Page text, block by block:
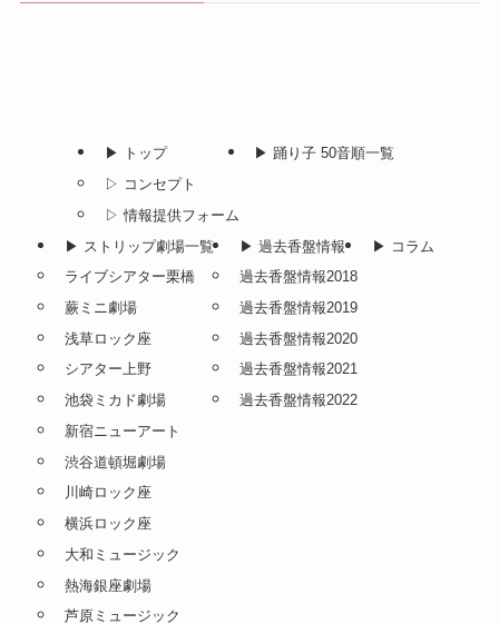
▶︎ トップ
▷ コンセプト
▷ 情報提供フォーム
▶︎ 踊り子 50音順一覧
▶︎ ストリップ劇場一覧
ライブシアター栗橋
蕨ミニ劇場
浅草ロック座
シアター上野
池袋ミカド劇場
新宿ニューアート
渋谷道頓堀劇場
川崎ロック座
横浜ロック座
大和ミュージック
熱海銀座劇場
芦原ミュージック
▶︎ 過去香盤情報
過去香盤情報2018
過去香盤情報2019
過去香盤情報2020
過去香盤情報2021
過去香盤情報2022
▶︎ コラム